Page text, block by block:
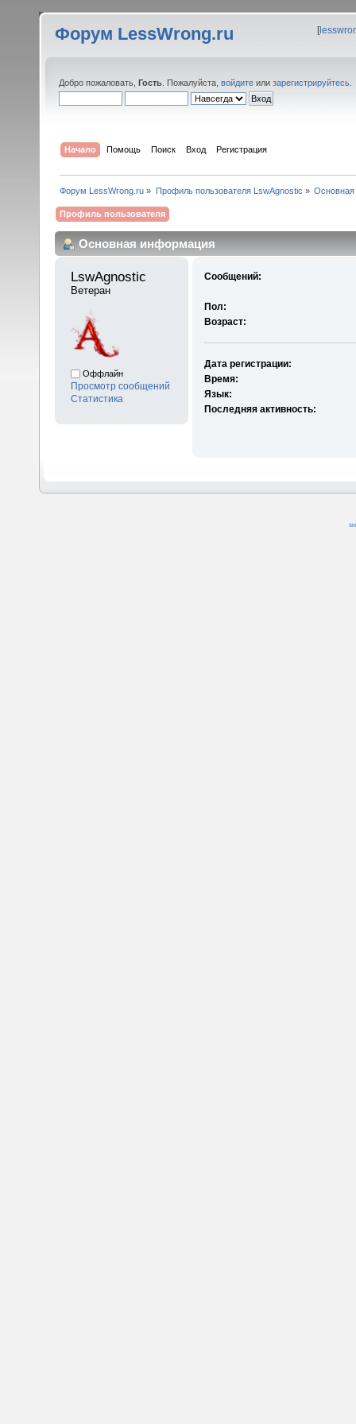
Форум LessWrong.ru [
Добро пожаловать, Гость . Пожалуйста, войдите или зарегистрируйтесь
Начало Помощь Поиск Вход Регистрация
Форум LessWrong.ru » Профиль пользователя LswAgnostic »
Профиль пользователя
Основная информация
LswAgnostic
Ветеран
Оффлайн
Просмотр сообщений
Статистика
Сообщений:
Пол:
Возраст:
Дата регистрации:
Время:
Язык:
Последняя активность: